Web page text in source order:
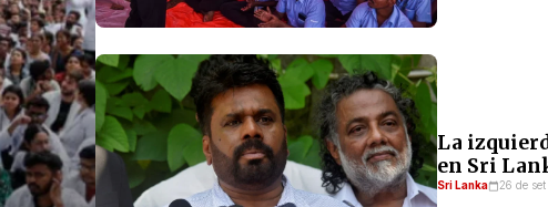
La
en Sri
Sri Lanka 26 de